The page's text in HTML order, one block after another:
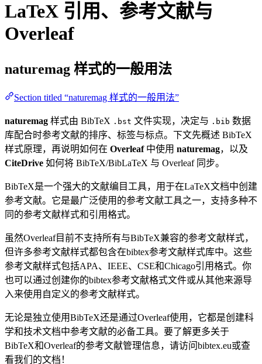
LaTeX 引用、参考文献与
Overleaf
naturemag 样式的一般用法
Section titled “naturemag 样式的一般用法”
naturemag 样式由 BibTeX .bst 文件实现，决定与 .bib 数据
库配合时参考文献的排序、标签与标点。下文先概述 BibTeX
样式原理，再说明如何在 Overleaf中使用 naturemag，以及
CiteDrive 如何将 BibTeX/BibLaTeX 与 Overleaf 同步。
BibTeX是一个强大的文献编目工具，用于在LaTeX文档中创建
参考文献。它是最广泛使用的参考文献工具之一，支持多种不
同的参考文献样式和引用格式。
虽然Overleaf目前不支持所有与BibTeX兼容的参考文献样式，
但许多参考文献样式都包含在bibtex参考文献样式库中。这些
参考文献样式包括APA、IEEE、CSE和Chicago引用格式。你
也可以通过创建你的bibtex参考文献格式文件或从其他来源导
入来使用自定义的参考文献样式。
无论是独立使用BibTeX还是通过Overleaf使用，它都是创建科
学和技术文档中参考文献的必备工具。要了解更多关于
BibTeX和Overleaf的参考文献管理信息，请访问bibtex.eu或查
看我们的文档！